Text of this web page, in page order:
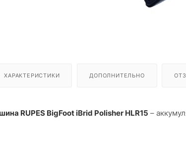
ХАРАКТЕРИСТИКИ ДОПОЛНИТЕЛЬНО
RUPES BigFoot iBrid Polisher HLR15 –